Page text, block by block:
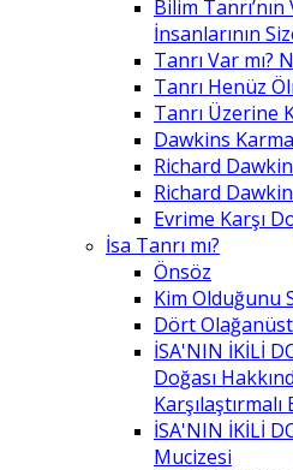
Bilim Tanrı’nın
İnsanlarının
Tanrı Var mı?
Tanrı Henüz
Tanrı Üzerine
Dawkins
Richard
Richard
Evrime Karşı
İsa Tanrı mı?
Önsöz
Kim Olduğunu
Dört
İSA'NIN İKİLİ
Doğası
İSA'NIN İKİLİ
Mucizesi